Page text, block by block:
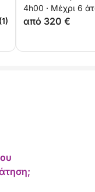
4h00 · Μέχρι 6
από 320 €